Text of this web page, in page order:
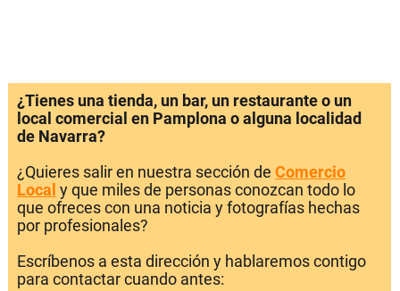
¿Tienes una tienda, un bar, un restaurante o un
local comercial en Pamplona o alguna localidad
de Navarra?
¿Quieres salir en nuestra sección de Comercio
Local y que miles de personas conozcan todo lo
que ofreces con una noticia y fotografías hechas
por profesionales?
Escríbenos a esta dirección y hablaremos contigo
para contactar cuando antes: